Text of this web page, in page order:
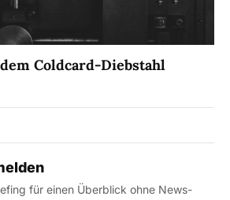
Coldcard-Diebstahl
für einen Überblick ohne News-